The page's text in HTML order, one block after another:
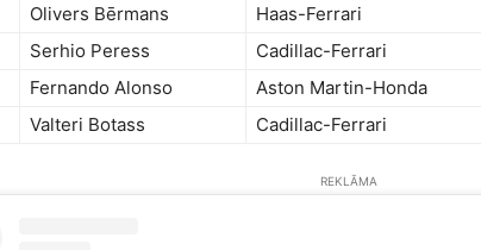
Olivers Bērmans Haas-Ferrari
Serhio Peress Cadillac-Ferrari
Fernando Alonso Aston Martin-Honda
Valteri Botass Cadillac-Ferrari
REKLĀMA